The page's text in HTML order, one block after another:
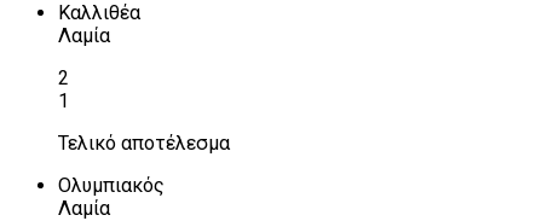
Καλλιθέα
Λαμία
2
1
Τελικό αποτέλεσμα
Ολυμπιακός
Λαμία